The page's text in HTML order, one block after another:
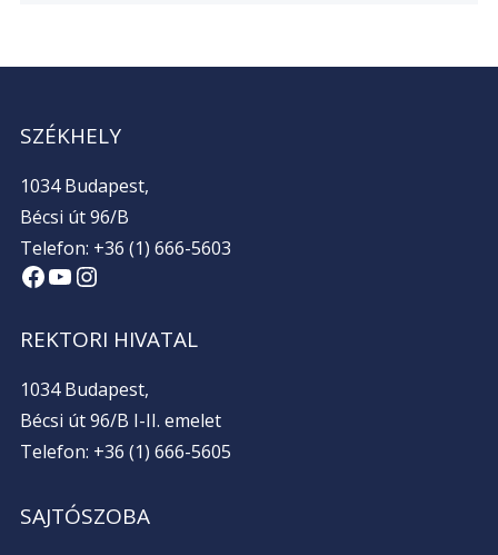
SZÉKHELY
1034 Budapest,
Bécsi út 96/B
Telefon: +36 (1) 666-5603
Facebook
YouTube
Instagram
REKTORI HIVATAL
1034 Budapest,
Bécsi út 96/B I-II. emelet
Telefon: +36 (1) 666-5605
SAJTÓSZOBA